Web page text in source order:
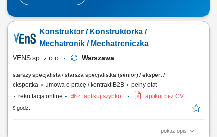
Konstruktor / Konstruktorka /
Mechatronik / Mechatroniczka
VENS sp. z o.o. Warszawa
starszy specjalista / starsza specjalistka (senior) / ekspert /
ekspertka
umowa o pracę / kontrakt B2B
pełny etat
rekrutacja online
aplikuj szybko aplikuj bez CV
9 godz.
pokaż opis